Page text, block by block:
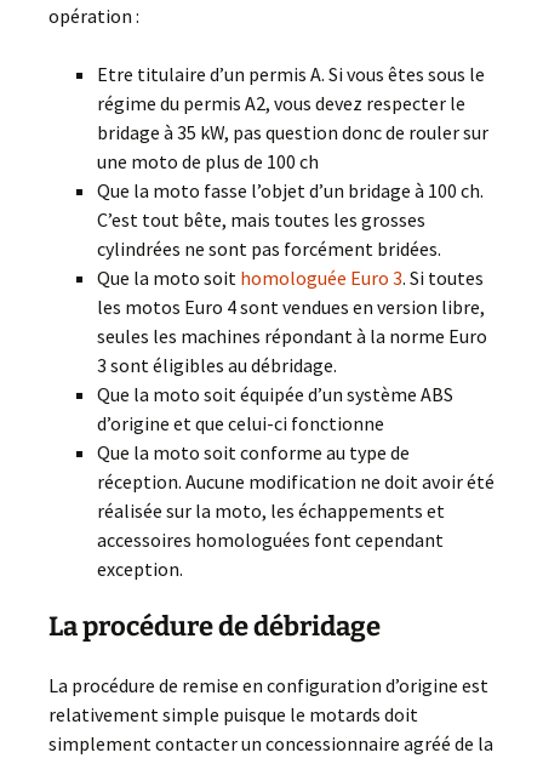
opération :
Etre titulaire d’un permis A. Si vous êtes sous le
régime du permis A2, vous devez respecter le
bridage à 35 kW, pas question donc de rouler sur
une moto de plus de 100 ch
Que la moto fasse l’objet d’un bridage à 100 ch.
C’est tout bête, mais toutes les grosses
cylindrées ne sont pas forcément bridées.
Que la moto soit homologuée Euro 3. Si toutes
les motos Euro 4 sont vendues en version libre,
seules les machines répondant à la norme Euro
3 sont éligibles au débridage.
Que la moto soit équipée d’un système ABS
d’origine et que celui-ci fonctionne
Que la moto soit conforme au type de
réception. Aucune modification ne doit avoir été
réalisée sur la moto, les échappements et
accessoires homologuées font cependant
exception.
La procédure de débridage
La procédure de remise en configuration d’origine est
relativement simple puisque le motards doit
simplement contacter un concessionnaire agréé de la